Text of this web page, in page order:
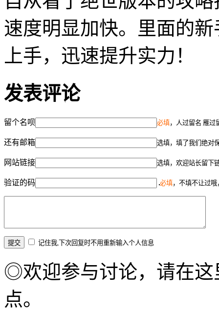
速度明显加快。里面的
上手，迅速提升实力！
发表评论
留个名呗 必填，人过留名 雁过
还有邮箱 选填，填了我们绝对
网站链接 选填，欢迎站长留下
验证的码 必填，不填不让过
记住我,下次回复时不用重新输入个人信息
◎欢迎参与讨论，请在这
点。